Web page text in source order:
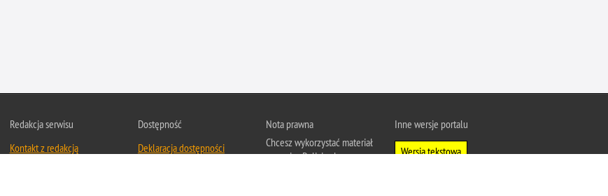
Porwania
Pożary i podpalenia
Redakcja serwisu
Kontakt z redakcją
Dostępność
Deklaracja dostępności
Nota prawna
Chcesz wykorzystać materiał
z serwisu Policja.pl.
Inne wersje portalu
Wersja tekstowa